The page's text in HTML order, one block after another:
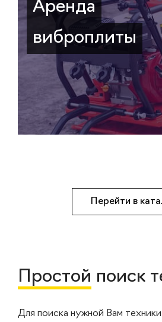
Аренда
виброплиты
Перейти в
Простой поиск
Для поиска нужной Вам